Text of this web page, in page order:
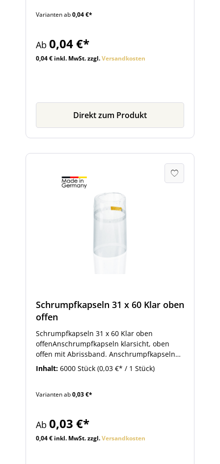
Varianten ab0,04 €*
Ab 0,04 €*
0,04 € inkl. MwSt. zzgl.Versandkosten
Direkt zum Produkt
Schrumpfkapseln 31 x 60 Klar oben
offen
Schrumpfkapseln 31 x 60 Klar oben
offenAnschrumpfkapseln klarsicht, oben
offen mit Abrissband. Anschrumpfkapseln
werden als Originalitätsverschluß für
sämtliche Flaschen verwendet.
Inhalt: 6000 Stück (0,03 €* / 1 Stück)
Varianten ab0,03 €*
Ab 0,03 €*
0,04 € inkl. MwSt. zzgl.Versandkosten